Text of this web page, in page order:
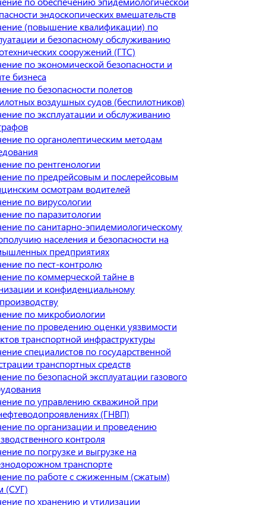
эндоскопических вмешательств
(повышение квалификации) по
и безопасному обслуживанию
сооружений (ГТС)
по экономической безопасности и
бизнеса
по безопасности полетов
воздушных судов (беспилотников)
по эксплуатации и обслуживанию
по органолептическим методам
по рентгенологии
по предрейсовым и послерейсовым
осмотрам водителей
по вирусологии
по паразитологии
по санитарно-эпидемиологическому
населения и безопасности на
предприятиях
по пест-контролю
по коммерческой тайне в
и конфиденциальному
по микробиологии
по проведению оценки уязвимости
транспортной инфраструктуры
специалистов по государственной
транспортных средств
по безопасной эксплуатации газового
по управлению скважиной при
(ГНВП)
по организации и проведению
контроля
по погрузке и выгрузке на
транспорте
по работе с сжиженным (сжатым)
(СУГ)
по хранению и утилизации